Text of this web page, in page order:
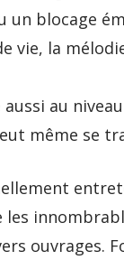
un blocage
vie, la
au
même se
les
ouvrages.